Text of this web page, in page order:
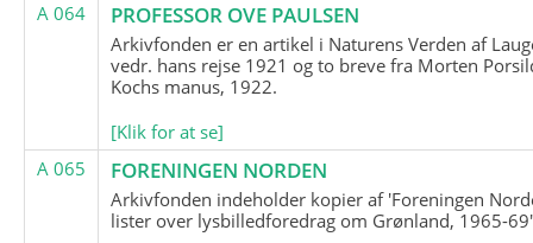
A 064 PROFESSOR OVE PAULSEN
Arkivfonden er en artikel i Naturens Verden af
vedr. hans rejse 1921 og to breve fra Morten
Kochs manus, 1922.
[Klik for at se]
A 065
FORENINGEN NORDEN
Arkivfonden indeholder kopier af 'Foreningen
lister over lysbilledforedrag om Grønland, 1965-